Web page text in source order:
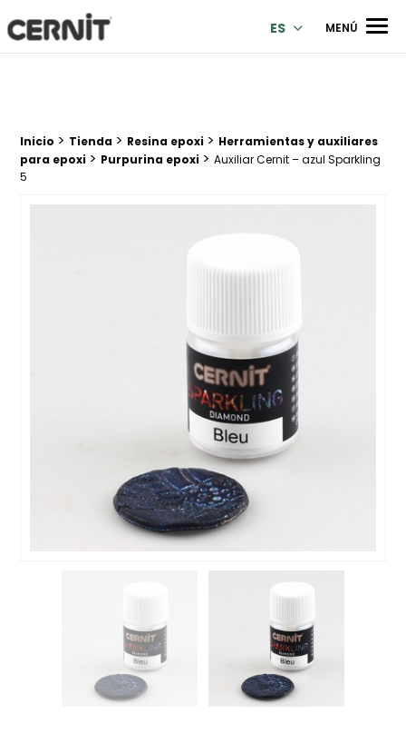
Cernit Une qualité haut de gamme pour des créations
ES MENÚ
Breadcrumb trail:
Inicio > Tienda > Resina epoxi > Herramientas y auxiliares
para epoxi > Purpurina epoxi > Auxiliar Cernit – azul Sparkling
5